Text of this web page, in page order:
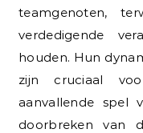
teamgenoten,
verdedigende
houden. Hun
zijn cruciaal
aanvallende spel
doorbreken van